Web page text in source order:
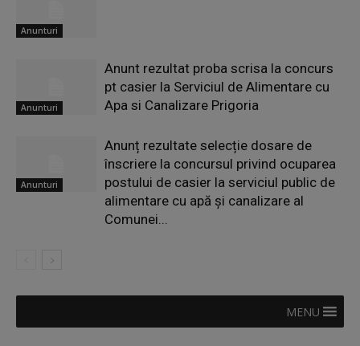
Anunturi
Anunturi
Anunt rezultat proba scrisa la concurs
pt casier la Serviciul de Alimentare cu
Apa si Canalizare Prigoria
Anunturi
Anunț rezultate selecție dosare de
înscriere la concursul privind ocuparea
postului de casier la serviciul public de
alimentare cu apă și canalizare al
Comunei...
MENU